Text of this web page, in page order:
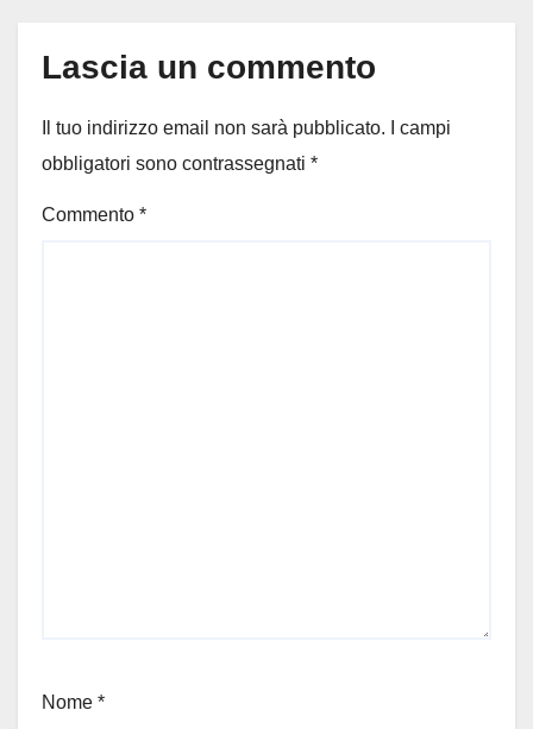
Lascia un commento
Il tuo indirizzo email non sarà pubblicato.
I campi
obbligatori sono contrassegnati *
Commento *
Nome *